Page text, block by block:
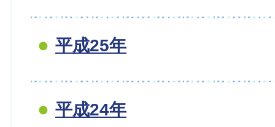
平成25年
平成24年